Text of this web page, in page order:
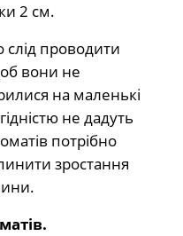
2 см.
слід проводити
вони не
на маленькі
не дадуть
потрібно
зростання